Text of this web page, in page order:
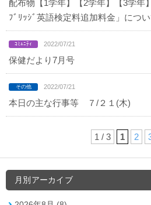
配布物【1学年】【2学年】【3学年
ﾌﾞﾘｯｼﾞ英語検定料追加料金」につ
2022/07/21
保健だより7月号
2022/07/21
本日の主な行事等 ７/２１(木)
1 / 3 1 2
月別アーカイブ